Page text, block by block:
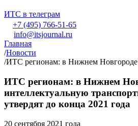
ИТС в телеграм
+7 (495) 766-51-65
info@itsjournal.ru
Главная
/Новости
/ИТС регионам: в Нижнем Новгороде
ИТС регионам: в Нижнем
интеллектуальную
утвердят до конца 2021 года
20 сентября 2021 года